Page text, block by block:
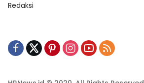
Redaksi